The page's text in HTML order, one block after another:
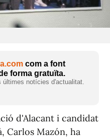
com a font
forma gratuïta.
últimes notícies d'actualitat.
d'Alacant i candidat
Carlos Mazón, ha